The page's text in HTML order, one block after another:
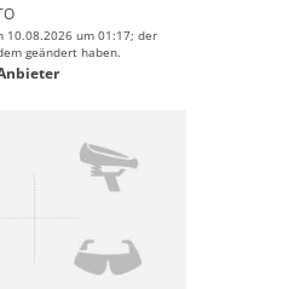
um 01:17; der
geändert haben.